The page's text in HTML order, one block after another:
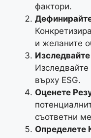
фактори.
и желаните
върху ESG.
Оценете
съответни
Определете